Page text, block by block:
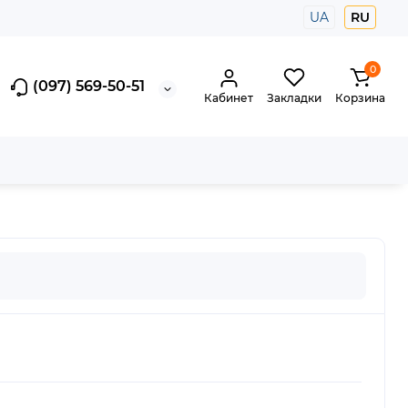
UA RU
(097) 569-50-51
Кабинет Закладки
0
Корзина